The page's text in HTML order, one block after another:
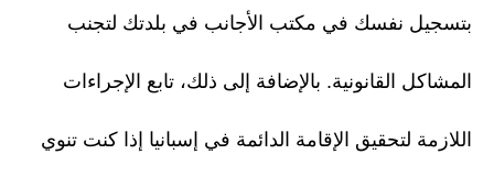
بتسجيل نفسك في مكتب الأجانب في بلدتك لتجنب
المشاكل القانونية. بالإضافة إلى ذلك، تابع الإجراءات
اللازمة لتحقيق الإقامة الدائمة في إسبانيا إذا كنت تنوي